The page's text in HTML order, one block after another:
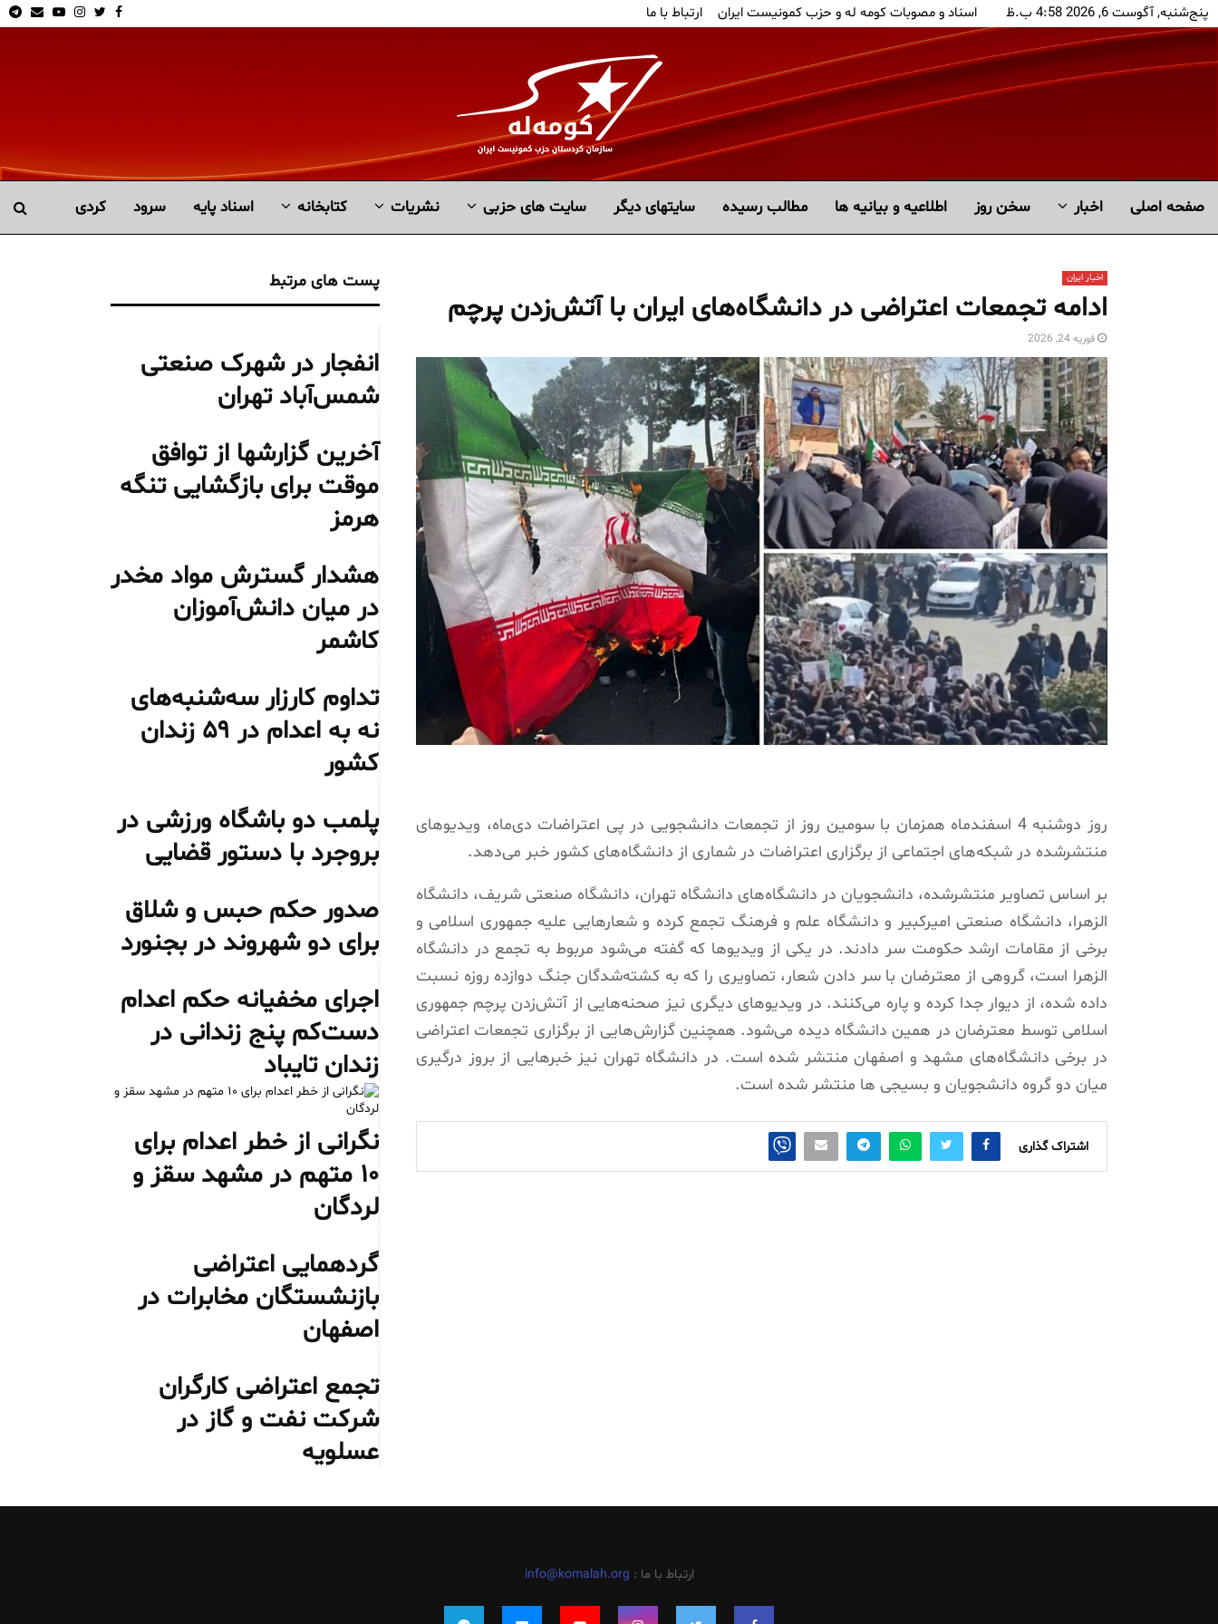
پنج‌شنبه, آگوست 6, 2026 4:58 ب.ظ اسناد و مصوبات کومه له و حزب کمونیست ایران ارتباط با ما Facebook
Twitter
Instagram
Youtube
Email
صفحه اصلی اخبار سخن روز اطلاعیه و بیانیه ها مطالب رسیده سايتهاى ديگر سایت های حزبی نشریات کتابخانە اسناد پایه سرود کردی
اخبار ایران
ادامه تجمعات اعتراضی در دانشگاه‌های ایران با آتش‌زدن پرچم
فوریه 24, 2026
روز دوشنبه 4 اسفندماه همزمان با سومین روز از تجمعات دانشجویی در پی اعتراضات دی‌ماه، ویدیوهای
منتشرشده در شبکه‌های اجتماعی از برگزاری اعتراضات در شماری از دانشگاه‌های کشور خبر می‌دهد.
بر اساس تصاویر منتشرشده، دانشجویان در دانشگاه‌های دانشگاه تهران، دانشگاه صنعتی شریف، دانشگاه
الزهرا، دانشگاه صنعتی امیرکبیر و دانشگاه علم و فرهنگ تجمع کرده و شعارهایی علیه جمهوری اسلامی و
برخی از مقامات ارشد حکومت سر دادند. در یکی از ویدیوها که گفته می‌شود مربوط به تجمع در دانشگاه
الزهرا است، گروهی از معترضان با سر دادن شعار، تصاویری را که به کشته‌شدگان جنگ دوازده‌ روزه نسبت
داده شده، از دیوار جدا کرده و پاره می‌کنند. در ویدیوهای دیگری نیز صحنه‌هایی از آتش‌زدن پرچم جمهوری
اسلامی توسط معترضان در همین دانشگاه دیده می‌شود. همچنین گزارش‌هایی از برگزاری تجمعات اعتراضی
در برخی دانشگاه‌های مشهد و اصفهان منتشر شده است. در دانشگاه تهران نیز خبرهایی از بروز درگیری
میان دو گروه دانشجویان و بسیجی ها منتشر شده است.
اشتراک گذاری
پست های مرتبط
انفجار در شهرک صنعتی
شمس‌آباد تهران
آخرین گزارشها از توافق
موقت برای بازگشایی تنگه
هرمز
هشدار گسترش مواد مخدر
در میان دانش‌آموزان
کاشمر
تداوم کارزار سه‌شنبه‌های
نه به اعدام در ۵۹ زندان
کشور
پلمب دو باشگاه ورزشی در
بروجرد با دستور قضایی
صدور حکم حبس و شلاق
برای دو شهروند در بجنورد
اجرای مخفیانه حکم اعدام
دست‌کم پنج زندانی در
زندان تایباد
نگرانی از خطر اعدام برای
۱۰ متهم در مشهد سقز و
لردگان
گردهمایی اعتراضی
بازنشستگان مخابرات در
اصفهان
تجمع اعتراضی کارگران
شرکت نفت و گاز در
عسلویه
ارتباط با ما : info@komalah.org